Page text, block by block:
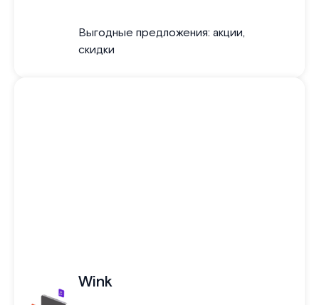
Выгодные предложения: акции,
скидки
Wink